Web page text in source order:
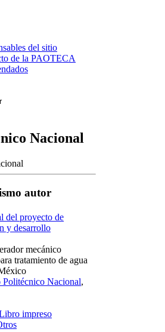
del sitio
de la PAOTECA
Nacional
autor
del proyecto de
y desarrollo
mecánico
tratamiento de agua
Politécnico Nacional,
impreso